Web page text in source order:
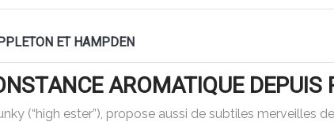
ET HAMPDEN
AROMATIQUE DEPUIS
(“high ester”), propose aussi de subtiles merveilles